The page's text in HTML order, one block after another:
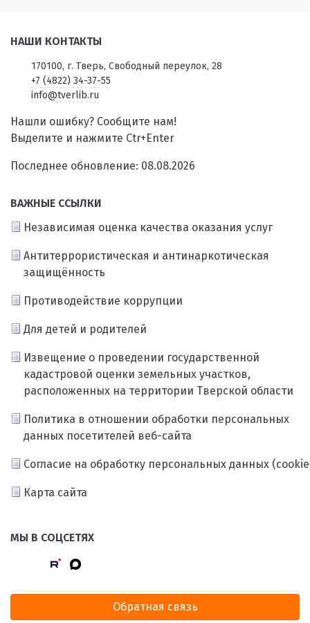
НАШИ КОНТАКТЫ
170100, г. Тверь, Свободный переулок, 28
+7 (4822) 34-37-55
info@tverlib.ru
Нашли ошибку? Сообщите нам!
Выделите и нажмите Ctr+Enter
Последнее обновление: 08.08.2026
ВАЖНЫЕ ССЫЛКИ
Независимая оценка качества оказания услуг
Антитеррористическая и антинаркотическая
защищённость
Противодействие коррупции
Для детей и родителей
Извещение о проведении государственной
кадастровой оценки земельных участков,
расположенных на территории Тверской области
Политика в отношении обработки персональных
данных посетителей веб-сайта
Согласие на обработку персональных данных
Карта сайта
МЫ В СОЦСЕТЯХ
Обратная связь